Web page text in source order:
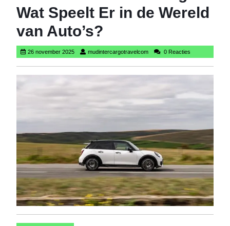
Wat Speelt Er in de Wereld
van Auto’s?
26 november 202526
november
2025
mudintercargotravelcommudintercargotravelcom
0 Reacties